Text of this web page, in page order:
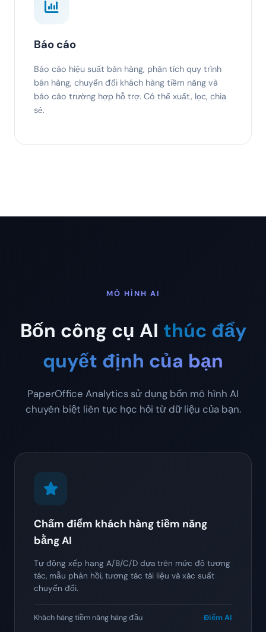
Báo cáo
Báo cáo hiệu suất bán hàng, phân tích quy trình
bán hàng, chuyển đổi khách hàng tiềm năng và
báo cáo trường hợp hỗ trợ. Có thể xuất, lọc, chia
sẻ.
MÔ HÌNH AI
Bốn công cụ AI thúc đẩy
quyết định của bạn
PaperOffice Analytics sử dụng bốn mô hình AI
chuyên biệt liên tục học hỏi từ dữ liệu của bạn.
Chấm điểm khách hàng tiềm năng
bằng AI
Tự động xếp hạng A/B/C/D dựa trên mức độ tương
tác, mẫu phản hồi, tương tác tài liệu và xác suất
chuyển đổi.
Khách hàng tiềm năng hàng đầu Điểm AI